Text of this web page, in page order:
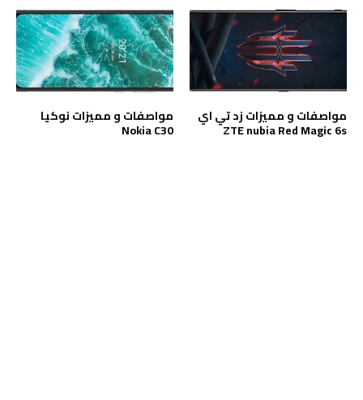
مواصفات و مميزات زد تي اي
ZTE nubia Red Magic 6s
مواصفات و مميزات نوكيا
Nokia C30